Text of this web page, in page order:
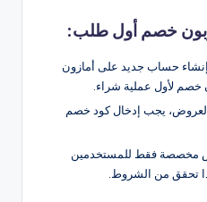
خصم أول طلب:
حساب جديد على أمازون
لأول عملية شراء.
يجب إدخال كود خصم
مخصصة فقط للمستخدمين
تحقق من الشروط.